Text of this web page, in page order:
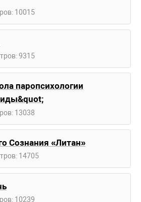
10015
9315
паропсихологии
13038
Сознания «Литан»
14705
10239